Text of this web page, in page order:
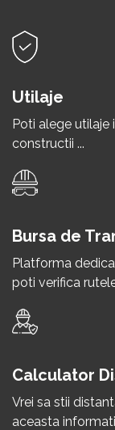
Utilaje
Poti alege utilaje
constructii ...
Bursa de
Platforma
poti verifica
Calculator
Vrei sa stii
aceasta